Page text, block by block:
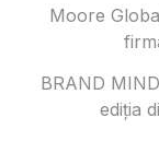
Moore
BRAND
ediția